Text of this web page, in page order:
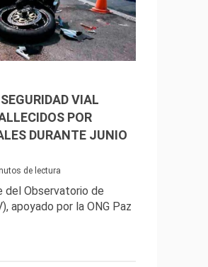
VIAL
POR
DURANTE JUNIO
de lectura
del Observatorio de
apoyado por la ONG Paz